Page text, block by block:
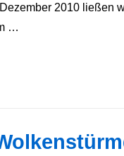
2010 ließen
…